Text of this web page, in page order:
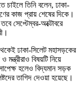
চাইলে তিনি বলেন, ঢাকা-
কাজ প্রায় শেষের দিকে।
সেপ্টেম্বর-অক্টোবরে
ঢাকা-সিলেট মহাসড়কের
বিষয়টি নিয়ে
হলেও বিদ্যমান সড়ক
তাগিদ দেওয়া হয়েছে।